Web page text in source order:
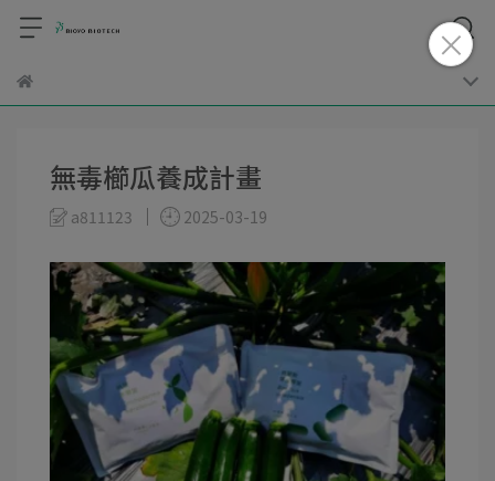
無毒櫛瓜養成計畫
a811123 2025-03-19